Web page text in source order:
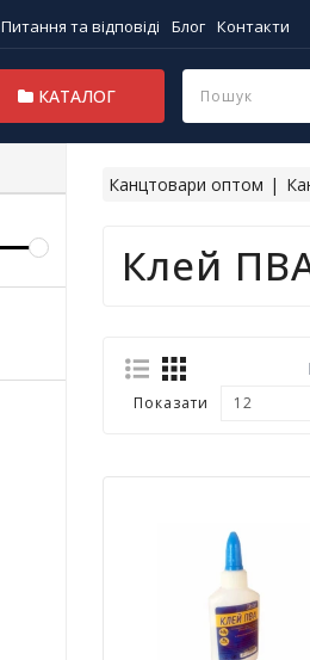
Питання та відповіді Блог Контакти
КАТАЛОГ
Канцтовари оптом
Клей
Показати